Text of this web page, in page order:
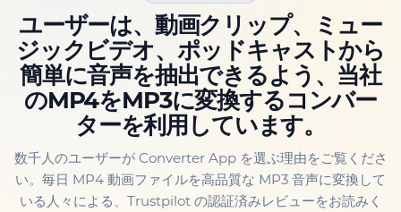
ユーザーは、動画クリップ、ミュー
ジックビデオ、ポッドキャストから
簡単に音声を抽出できるよう、当社
のMP4をMP3に変換するコンバー
ターを利用しています。
数千人のユーザーが Converter App を選ぶ理由をご覧くださ
い。毎日 MP4 動画ファイルを高品質な MP3 音声に変換して
いる人々による、Trustpilot の認証済みレビューをお読みく